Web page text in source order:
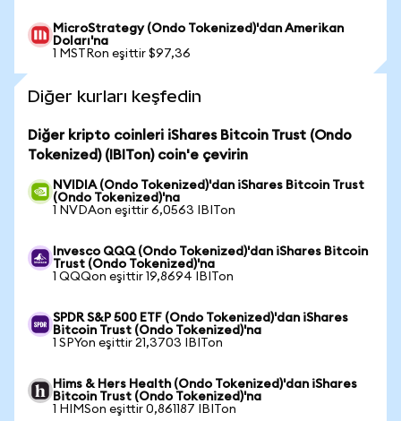
MicroStrategy (Ondo Tokenized)'dan Amerikan
Doları'na
1 MSTRon eşittir $97,36
Diğer kurları keşfedin
Diğer kripto coinleri iShares Bitcoin Trust (Ondo
Tokenized) (IBITon) coin'e çevirin
NVIDIA (Ondo Tokenized)'dan iShares Bitcoin Trust
(Ondo Tokenized)'na
1 NVDAon eşittir 6,0563 IBITon
Invesco QQQ (Ondo Tokenized)'dan iShares Bitcoin
Trust (Ondo Tokenized)'na
1 QQQon eşittir 19,8694 IBITon
SPDR S&P 500 ETF (Ondo Tokenized)'dan iShares
Bitcoin Trust (Ondo Tokenized)'na
1 SPYon eşittir 21,3703 IBITon
Hims & Hers Health (Ondo Tokenized)'dan iShares
Bitcoin Trust (Ondo Tokenized)'na
1 HIMSon eşittir 0,861187 IBITon